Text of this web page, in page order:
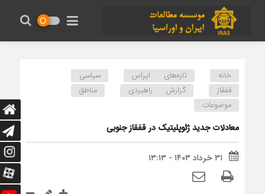
خانه تازه‌های ایراس
سیاسی
قفقاز
گزارش راهبردی
مناطق
موضوعات
معادلات جدید ژئوپلیتیک در قفقاز جنوبی
۳۱ خرداد ۱۴۰۳ - ۱۳:۱۳